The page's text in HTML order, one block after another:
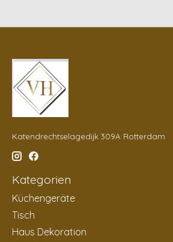
Katendrechtselagedijk 309A Rotterdam
Kategorien
Küchengeräte
Tisch
Haus Dekoration